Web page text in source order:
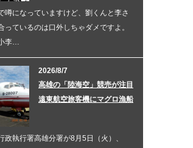
噂になっていますけど、劉くんと李さ
っているのは口外しちゃダメですよ。
李…
2026/8/7
高雄の「陸海空」競売が注目
遠東航空旅客機にマグロ漁船
執行署高雄分署が8月5日（火）、